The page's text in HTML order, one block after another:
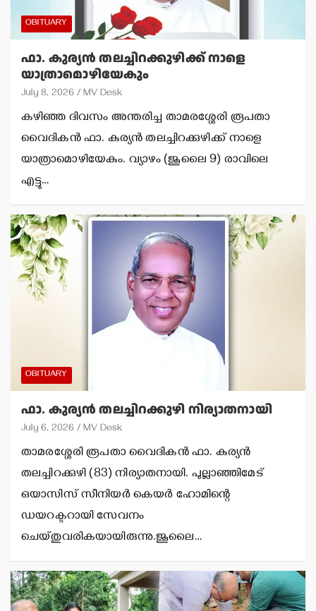
OBITUARY
ഫാ. കുര്യന്‍ തലച്ചിറക്കുഴിക്ക് നാളെ
യാത്രാമൊഴിയേകും
July 8, 2026 MV Desk
കഴിഞ്ഞ ദിവസം അന്തരിച്ച താമരശ്ശേരി രൂപതാ
വൈദികന്‍ ഫാ. കുര്യന്‍ തലച്ചിറക്കുഴിക്ക് നാളെ
യാത്രാമൊഴിയേകും. വ്യാഴം (ജൂലൈ 9) രാവിലെ
എട്ടു…
OBITUARY
ഫാ. കുര്യന്‍ തലച്ചിറക്കുഴി നിര്യാതനായി
July 6, 2026 MV Desk
താമരശ്ശേരി രൂപതാ വൈദികന്‍ ഫാ. കുര്യന്‍
തലച്ചിറക്കുഴി (83) നിര്യാതനായി. പുല്ലാഞ്ഞിമേട്
ഒയാസിസ് സീനിയർ കെയർ ഹോമിന്റെ
ഡയറക്ടറായി സേവനം
ചെയ്തുവരികയായിരുന്നു.ജൂലൈ…